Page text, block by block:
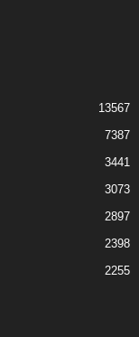
13567
7387
3441
3073
2897
2398
2255